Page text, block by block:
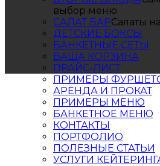
выбор меню
САЛАТ БАРСалаты
ДЕТСКИЕ БОКСЫ
БАНКЕТНЫЕ СЕТЫ
ВАША КОРЗИНА
ПРАЙС-ЛИСТ
ПРИМЕРЫ
АРЕНДА И ПРОКАТ
ПРИМЕРЫ МЕНЮ
БАНКЕТНОЕ МЕНЮ
КОНТАКТЫ
ПОРТФОЛИО
ПОЛЕЗНЫЕ СТАТЬИ
УСЛУГИ